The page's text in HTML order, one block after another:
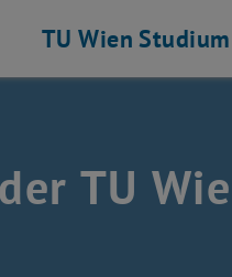
TU Wien Studium
TU